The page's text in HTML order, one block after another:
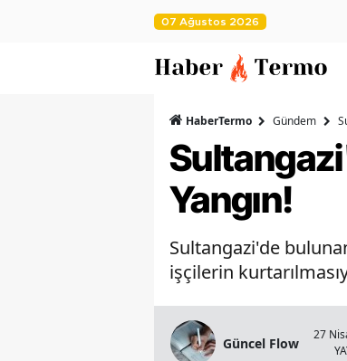
07 Ağustos 2026
HaberTermo Gündem
Yangın!
Sultangazi'de
işçilerin
Güncel Flow
27